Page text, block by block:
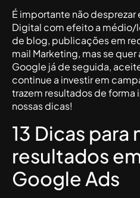
É importante não
Digital com efeito a médio/
de blog, publicações em
mail Marketing, mas se
Google já de seguida,
continue a investir em
trazem resultados de forma
nossas dicas!
13 Dicas para
resultados
Google Ads